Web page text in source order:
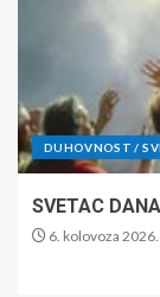
DUHOVNOST /
SVETAC
6. kolovoza 2026.